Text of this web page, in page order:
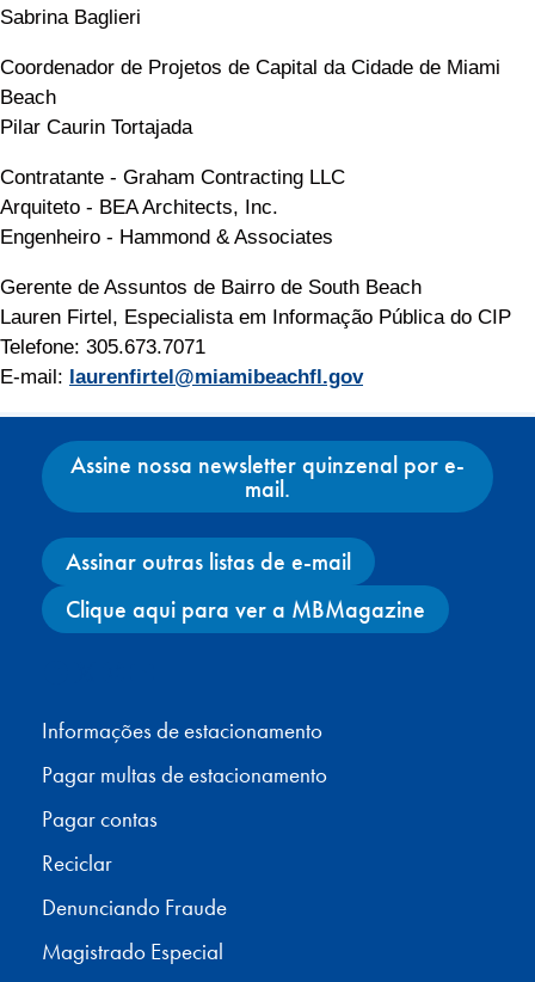
Sabrina Baglieri
Coordenador de Projetos de Capital da Cidade de Miami
Beach
Pilar Caurin Tortajada
Contratante - Graham Contracting LLC
Arquiteto - BEA Architects, Inc.
Engenheiro - Hammond & Associates
Gerente de Assuntos de Bairro de South Beach
Lauren Firtel, Especialista em Informação Pública do CIP
Telefone: 305.673.7071
E-mail: laurenfirtel@miamibeachfl.gov
Assine nossa newsletter quinzenal por e-
mail.
Assinar outras listas de e-mail
Clique aqui para ver a MBMagazine
Informações de estacionamento
Pagar multas de estacionamento
Pagar contas
Reciclar
Denunciando Fraude
Magistrado Especial